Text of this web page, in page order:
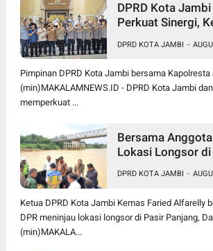
DPRD Kota
Perkuat Sinergi,
Bersama
DPRD KOTA JAMBI -
Pimpinan DPRD Kota Jambi bersama
(min)MAKALAMNEWS.ID - DPRD Kota Jambi
memperkuat ...
Bersama
Lokasi Longsor
Jambi Dorong
Turap Sungai
DPRD KOTA JAMBI -
Ketua DPRD Kota Jambi Kemas Faried Alfarelly
DPR meninjau lokasi longsor di Pasir Panjang,
(min)MAKALA...